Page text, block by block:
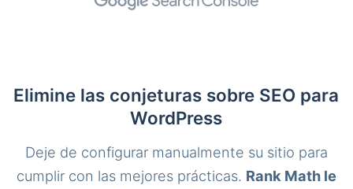
Elimine las conjeturas sobre SEO para
WordPress
Deje de configurar manualmente su sitio para
cumplir con las mejores prácticas. Rank Math le